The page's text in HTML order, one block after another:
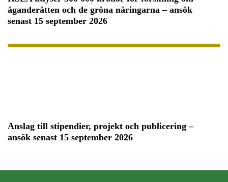
äganderätten och de gröna näringarna – ansök
senast 15 september 2026
Anslag till stipendier, projekt och publicering –
ansök senast 15 september 2026